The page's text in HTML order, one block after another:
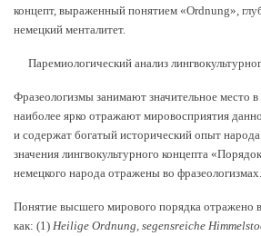
концепт, выраженный понятием «Ordnung»,
немецкий менталитет.
Паремиологический анализ
Фразеологизмы занимают значительное место
наиболее ярко отражают мировосприятия
и содержат богатый исторический опыт
значения лингвокультурного концепта
немецкого народа отражены во фразеологизмах.
Понятие высшего мирового порядка отражено
как: (1) Heilige Ordnung, segensreiche